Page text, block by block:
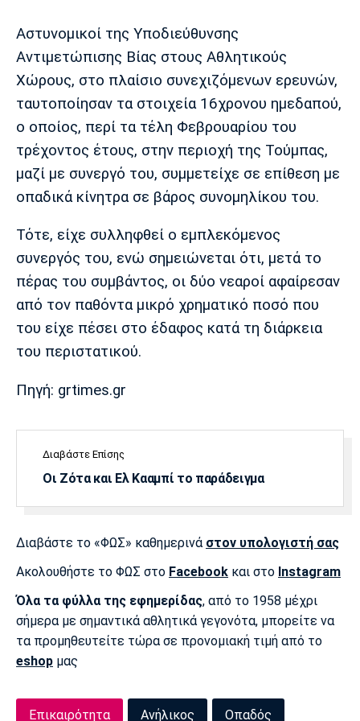
Πολιτισμός
Τραγούδια
Cine Spot
Running
Media
Παρασκήνιο
Πρόγραμμα TV
Ιωνικός Κηφισιά Πανσερραϊκός
Μπαρτσελόνα
Ρεάλ
Μαδρίτης
Ατλέτικο
Μαδρίτης
Μάντσεστερ
Γιουνάιτεντ
Τσέλσι Άρσεναλ
Ίντερ
Ντόρτμουντ
Ζερμέν
Μονακό
Ερυθρός
Τότεναμ
Αστυνομικοί της Υποδιεύθυνσης
Αντιμετώπισης Βίας στους Αθλητικούς
Χώρους, στο πλαίσιο συνεχιζόμενων ερευνών,
ταυτοποίησαν τα στοιχεία 16χρονου ημεδαπού,
ο οποίος, περί τα τέλη Φεβρουαρίου του
τρέχοντος έτους, στην περιοχή της Τούμπας,
μαζί με συνεργό του, συμμετείχε σε επίθεση με
οπαδικά κίνητρα σε βάρος συνομηλίκου του.
Τότε, είχε συλληφθεί ο εμπλεκόμενος
συνεργός του, ενώ σημειώνεται ότι, μετά το
πέρας του συμβάντος, οι δύο νεαροί αφαίρεσαν
από τον παθόντα μικρό χρηματικό ποσό που
του είχε πέσει στο έδαφος κατά τη διάρκεια
του περιστατικού.
Πηγή: grtimes.gr
Διαβάστε Επίσης
Οι Ζότα και Ελ Κααμπί το παράδειγμα
Διαβάστε το «ΦΩΣ» καθημερινά στον υπολογιστή σας
Ακολουθήστε το ΦΩΣ στο Facebook και στο Instagram
Όλα τα φύλλα της εφημερίδας, από το 1958 μέχρι
σήμερα με σημαντικά αθλητικά γεγονότα, μπορείτε να
τα προμηθευτείτε τώρα σε προνομιακή τιμή από το
eshop μας
Επικαιρότητα Ανήλικος Οπαδός